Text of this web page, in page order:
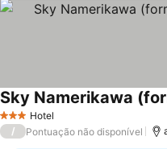
3 EstrelasHotel
Ver preços
/ Pontuação não disponível